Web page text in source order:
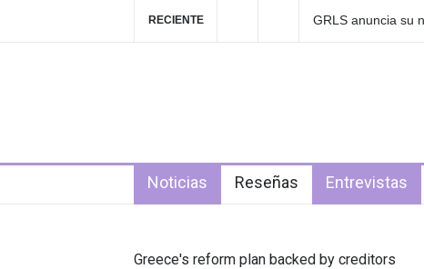
RECIENTE
Las Fokin Biches
Noticias Reseñas Entrevistas
Greece's reform plan backed by creditors